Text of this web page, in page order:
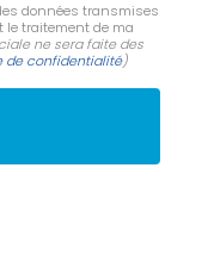
données transmises
le traitement de ma
ne sera faite des
de confidentialité)